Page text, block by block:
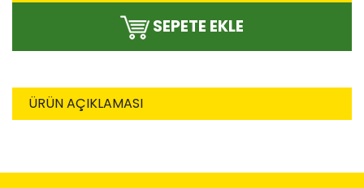
SEPETE EKLE
ÜRÜN AÇIKLAMASI